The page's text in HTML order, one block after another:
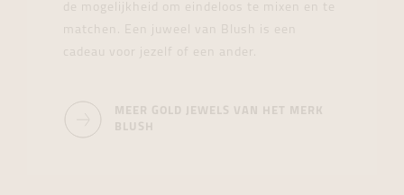
de mogelijkheid om eindeloos te mixen en te
matchen. Een juweel van Blush is een
cadeau voor jezelf of een ander.
MEER GOLD JEWELS VAN HET MERK
BLUSH